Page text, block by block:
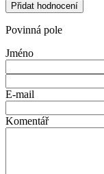
Přidat hodnocení
Povinná pole
Jméno
E-mail
Komentář